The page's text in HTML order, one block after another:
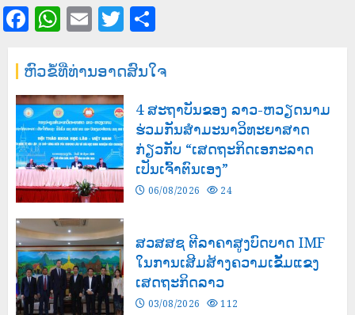
Facebook
WhatsApp
EmailTwitter
ຫົວຂໍ້ທີ່ທ່ານອາດສົນໃຈ
4 ສະຖາບັນຂອງ ລາວ-ຫວຽດນາມ
ຮ່ວມກັນສໍາມະນາວິທະຍາສາດ
ກ່ຽວກັບ “ເສດຖະກິດເອກະລາດ
ເປັນເຈົ້າຕົນເອງ”
06/08/2026 24
ສວສສຊ ຕີລາຄາສູງບົດບາດ IMF
ໃນການເສີມສ້າງຄວາມເຂັ້ມແຂງ
ເສດຖະກິດລາວ
03/08/2026 112